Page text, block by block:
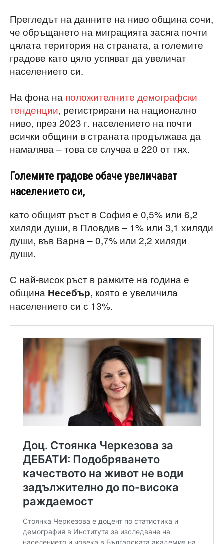
Прегледът на данните на ниво община сочи,
че обръщането на миграцията засяга почти
цялата територия на страната, а големите
градове като цяло успяват да увеличат
населението си.
На фона на положителните демографски
тенденции, регистрирани на национално
ниво, през 2023 г. населението на почти
всички общини в страната продължава да
намалява – това се случва в 220 от тях.
Големите градове обаче увеличават
населението си,
като общият ръст в София е 0,5% или 6,2
хиляди души, в Пловдив – 1% или 3,1 хиляди
души, във Варна – 0,7% или 2,2 хиляди
души.
С най-висок ръст в рамките на година е
община Несебър, която е увеличила
населението си с 13%.